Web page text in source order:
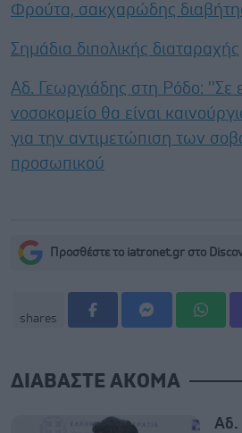
Φρούτα, σακχαρώδης
Σημάδια διπολικής διαταραχής
Αδ. Γεωργιάδης στη Ρόδο: ''Σε
νοσοκομείο θα είναι
για την αντιμετώπιση των
προσωπικού
Προσθέστε το iatronet.gr στο
shares
ΔΙΑΒΑΣΤΕ ΑΚΟΜΑ
Αδ.